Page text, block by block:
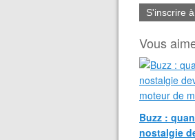
S'inscrire
Vous
Buzz :
nostalgie